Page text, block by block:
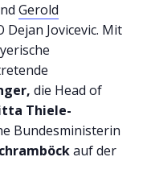
Gerold
Dejan Jovicevic. Mit
die Head of
Thiele-
Bundesministerin
auf der